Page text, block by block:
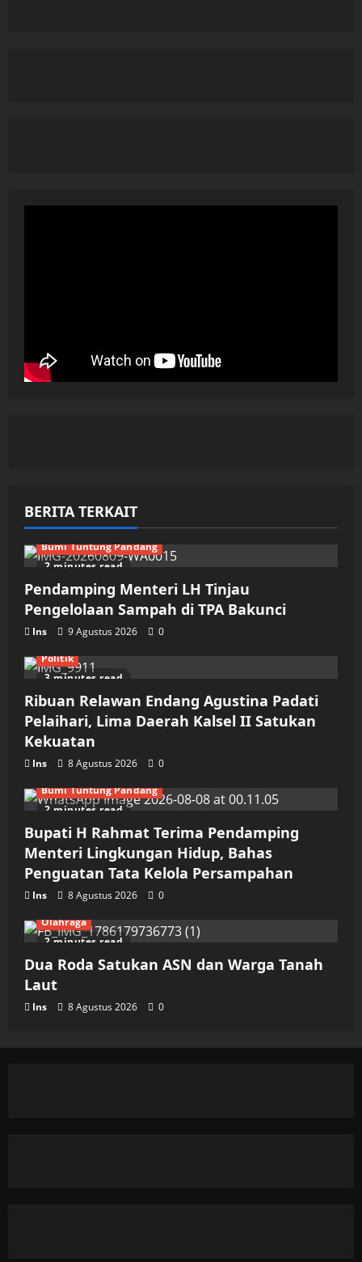
BERITA TERKAIT
2 minutes read
Bumi Tuntung Pandang
Pendamping Menteri LH Tinjau
Pengelolaan Sampah di TPA Bakunci
Ins 9 Agustus 2026 0
3 minutes read
Politik
Ribuan Relawan Endang Agustina Padati
Pelaihari, Lima Daerah Kalsel II Satukan
Kekuatan
Ins 8 Agustus 2026 0
2 minutes read
Bumi Tuntung Pandang
Bupati H Rahmat Terima Pendamping
Menteri Lingkungan Hidup, Bahas
Penguatan Tata Kelola Persampahan
Ins 8 Agustus 2026 0
2 minutes read
Olahraga
Dua Roda Satukan ASN dan Warga Tanah
Laut
Ins 8 Agustus 2026 0